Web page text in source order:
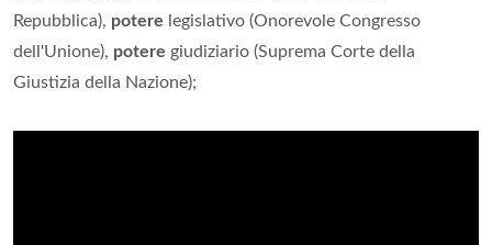
Repubblica), potere legislativo (Onorevole Congresso
dell'Unione), potere giudiziario (Suprema Corte della
Giustizia della Nazione);